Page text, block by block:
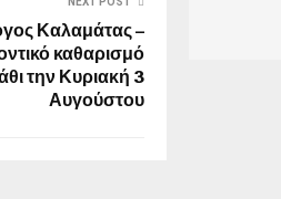
Καλαμάτας –
καθαρισμό
την Κυριακή 3
Αυγούστου